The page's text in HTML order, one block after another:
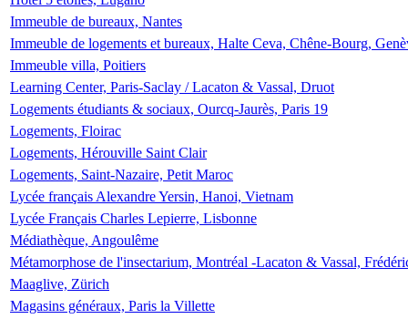
Immeuble de bureaux, Nantes
Immeuble de logements et bureaux, Halte Ceva, Chêne-Bourg,
Immeuble villa, Poitiers
Learning Center, Paris-Saclay / Lacaton & Vassal, Druot
Logements étudiants & sociaux, Ourcq-Jaurès, Paris 19
Logements, Floirac
Logements, Hérouville Saint Clair
Logements, Saint-Nazaire, Petit Maroc
Lycée français Alexandre Yersin, Hanoi, Vietnam
Lycée Français Charles Lepierre, Lisbonne
Médiathèque, Angoulême
Métamorphose de l'insectarium, Montréal -Lacaton & Vassal,
Maaglive, Zürich
Magasins généraux, Paris la Villette